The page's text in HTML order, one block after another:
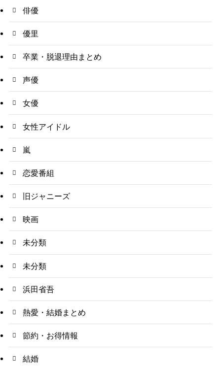
俳優
優里
卒業・脱退理由まとめ
声優
女優
女性アイドル
嵐
恋愛番組
旧ジャニーズ
映画
未分類
未分類
浜田省吾
熱愛・結婚まとめ
節約・お得情報
結婚